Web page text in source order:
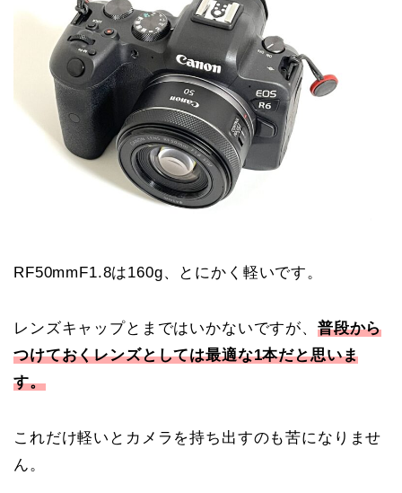
RF50mmF1.8は160g、とにかく軽いです。
レンズキャップとまではいかないですが、 普段から
つけておくレンズとしては最適な1本だと思いま
す。
これだけ軽いとカメラを持ち出すのも苦になりませ
ん。